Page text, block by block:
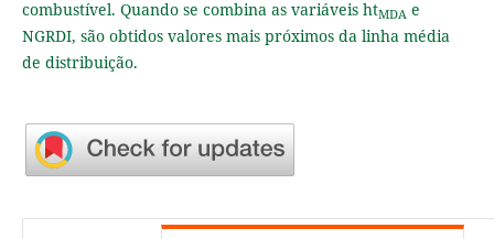
combustível. Quando se combina as variáveis htMDA e
NGRDI, são obtidos valores mais próximos da linha média
de distribuição.